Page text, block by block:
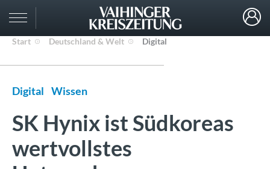
Start Deutschland & Welt Digital
Digital Wissen
SK Hynix ist Südkoreas
wertvollstes